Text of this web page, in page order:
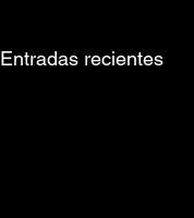
Entradas recientes